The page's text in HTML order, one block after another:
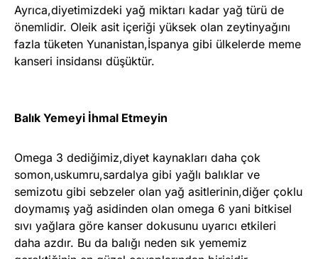
Ayrıca,diyetimizdeki yağ miktarı kadar yağ türü de
önemlidir. Oleik asit içeriği yüksek olan zeytinyağını
fazla tüketen Yunanistan,İspanya gibi ülkelerde meme
kanseri insidansı düşüktür.
Balık Yemeyi İhmal Etmeyin
Omega 3 dediğimiz,diyet kaynakları daha çok
somon,uskumru,sardalya gibi yağlı balıklar ve
semizotu gibi sebzeler olan yağ asitlerinin,diğer çoklu
doymamış yağ asidinden olan omega 6 yani bitkisel
sıvı yağlara göre kanser dokusunu uyarıcı etkileri
daha azdır. Bu da balığı neden sık yememiz